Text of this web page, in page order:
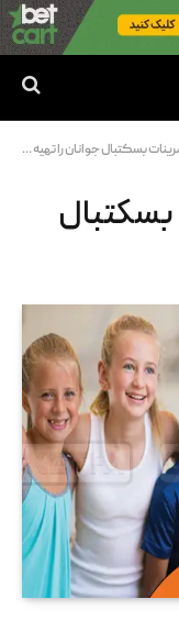
بسکتبال جوانان را تهیه کنیم؟
بسکتبال